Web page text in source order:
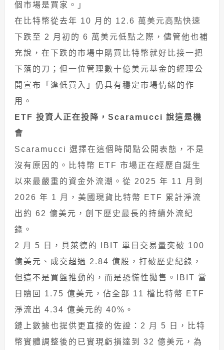
個市場是買家。」
在比特幣從去年 10 月的 12.6 萬美元高點快速
下跌至 2 月初的 6 萬美元低點之際，儘管他也補
充說，在下跌的市場中購買比特幣就好比接一把
下落的刀；但一位管理數十億美元基金的經理公
開宣布「逢低買入」仍具有穩定市場情緒的作
用。
ETF 投資人正在投降，Scaramucci 說這是機
會
Scaramucci 選擇在這個時間點公開表態，不是
沒有原因的。比特幣 ETF 市場正在經歷自誕生
以來最嚴重的資金外流潮。從 2025 年 11 月到
2026 年 1 月，美國現貨比特幣 ETF 累計淨流
出約 62 億美元，創下歷史最長的持續外流紀
錄。
2 月 5 日，貝萊德的 IBIT 單日交易量突破 100
億美元、成交超過 2.84 億股，打破歷史紀錄，
但這不是買盤推動的，而是恐慌性拋售。IBIT 當
日贖回 1.75 億美元，佔全部 11 檔比特幣 ETF
淨流出 4.34 億美元的 40%。
鏈上數據也提供更直接的佐證：2 月 5 日，比特
幣實體調整後的已實現虧損達到 32 億美元，為